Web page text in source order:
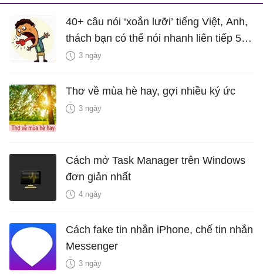
40+ câu nói ‘xoắn lưỡi’ tiếng Việt, Anh,
thách bạn có thể nói nhanh liên tiếp 5
lần mà vẫn trôi chảy
3 ngày
Thơ về mùa hè hay, gợi nhiều ký ức
3 ngày
Cách mở Task Manager trên Windows
đơn giản nhất
4 ngày
Cách fake tin nhắn iPhone, chế tin nhắn
Messenger
3 ngày